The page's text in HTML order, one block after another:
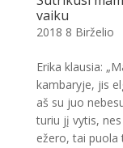
vaiku
2018 8 Birželio
Erika klausia:
kambaryje, jis
aš su juo
turiu jį vytis,
ežero, tai puola